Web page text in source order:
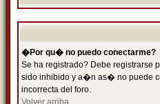
�Por qu� no puedo conectarme?
Se ha registrado? Debe registrarse
sido inhibido y a�n as� no puede
incorrecta del foro.
Volver arriba